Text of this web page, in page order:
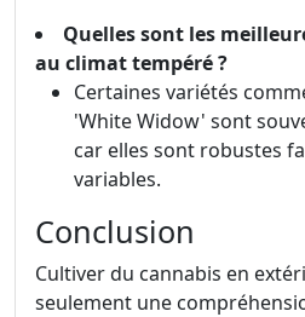
Quelles sont les
au climat tempéré ?
Certaines variétés
'White Widow' sont
car elles sont robustes
variables.
Conclusion
Cultiver du cannabis en
seulement une